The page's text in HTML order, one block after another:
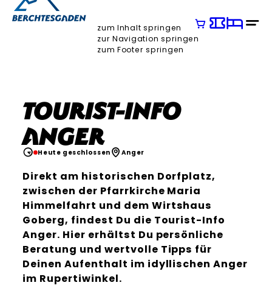
zum Inhalt springen
zur Navigation springen
zum Footer springen
Tourist-Info
Anger
Heute geschlossen Anger
Direkt am historischen Dorfplatz,
zwischen der Pfarrkirche Maria
Himmelfahrt und dem Wirtshaus
Goberg, findest Du die Tourist-Info
Anger. Hier erhältst Du persönliche
Beratung und wertvolle Tipps für
Deinen Aufenthalt im idyllischen Anger
im Rupertiwinkel.